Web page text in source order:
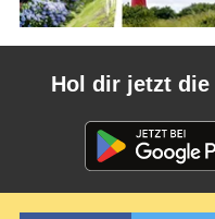
Hol dir jetzt die